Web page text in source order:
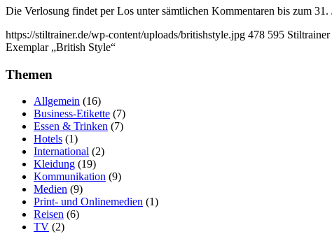
Die Verlosung findet per Los unter sämtlichen Kommentaren bis zum
https://stiltrainer.de/wp-content/uploads/britishstyle.jpg 478 595 Stiltrainer
Exemplar „British Style“
Themen
Allgemein (16)
Business-Etikette (7)
Essen & Trinken (7)
Hotels (1)
International (2)
Kleidung (19)
Kommunikation (9)
Medien (9)
Print- und Onlinemedien (1)
Reisen (6)
TV (2)